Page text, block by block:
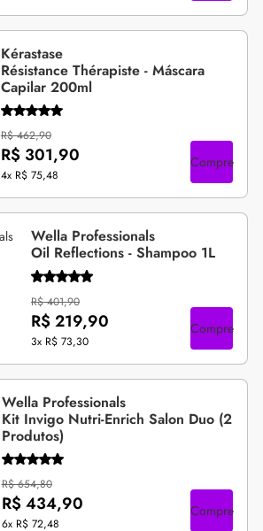
Kérastase
Résistance Thérapiste - Máscara
Capilar 200ml
R$ 462,90
R$ 301,90
4x R$ 75,48
Compre
Wella Professionals
Oil Reflections - Shampoo 1L
R$ 401,90
R$ 219,90
3x R$ 73,30
Compre
Wella Professionals
Kit Invigo Nutri-Enrich Salon Duo (2
Produtos)
R$ 654,80
R$ 434,90
6x R$ 72,48
Compre